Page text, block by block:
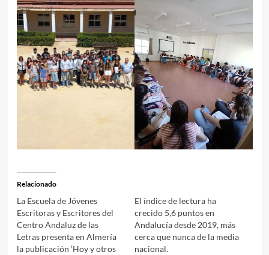
Relacionado
La Escuela de Jóvenes
Escritoras y Escritores del
Centro Andaluz de las
Letras presenta en Almería
la publicación ‘Hoy y otros
El índice de lectura ha
crecido 5,6 puntos en
Andalucía desde 2019, más
cerca que nunca de la media
nacional.